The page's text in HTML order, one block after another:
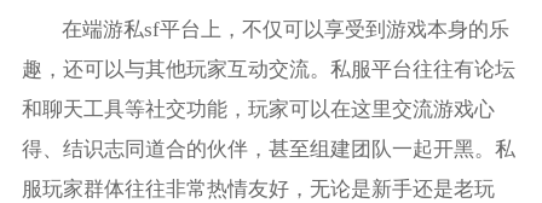
在端游私sf平台上，不仅可以享受到游戏本身的乐
趣，还可以与其他玩家互动交流。私服平台往往有论坛
和聊天工具等社交功能，玩家可以在这里交流游戏心
得、结识志同道合的伙伴，甚至组建团队一起开黑。私
服玩家群体往往非常热情友好，无论是新手还是老玩